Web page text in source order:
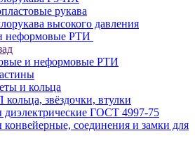
рукава
высокого давления
неформовые РТИ
и неформовые РТИ
и кольца
звёздочки, втулки
диэлектрические ГОСТ 4997-75
соединения и замки для